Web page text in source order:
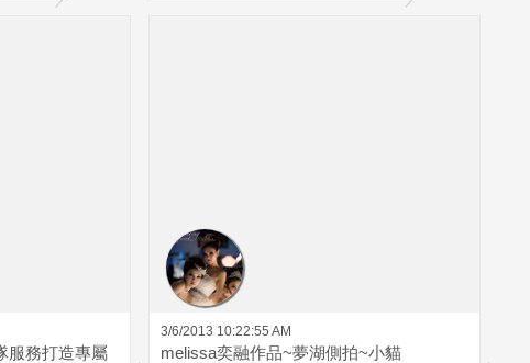
服務打造專屬
3/6/2013 10:22:55 AM
melissa奕融作品~夢湖側拍~小貓